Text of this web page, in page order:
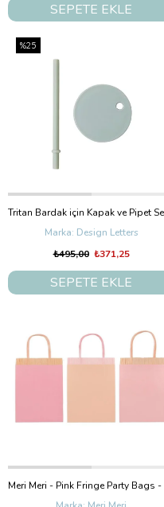
SEPETE EKLE
Design Letters
₺371,25
₺495,00
SEPETE EKLE
%25